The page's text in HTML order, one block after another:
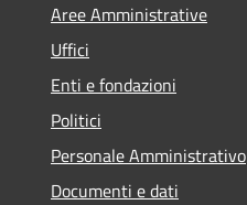
Aree Amministrative
Uffici
Enti e fondazioni
Politici
Personale Amministrativo
Documenti e dati